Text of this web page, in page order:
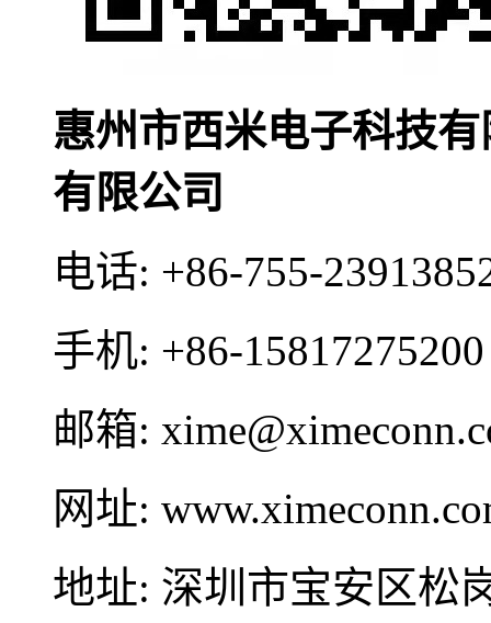
惠州市西米电子科技
有限公司
电话: +86-755-
手机: +86-15817275200
邮箱:
网址:
地址: 深圳市宝安区松